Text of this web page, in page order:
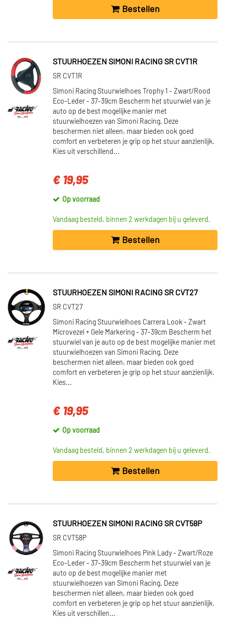
Bestellen
STUURHOEZEN SIMONI RACING SR CVT1R
SR CVT1R
Simoni Racing Stuurwielhoes Trophy 1 - Zwart/Rood
Eco-Leder - 37-39cm Bescherm het stuurwiel van je
auto op de best mogelijke manier met
stuurwielhoezen van Simoni Racing. Deze
beschermen niet alleen, maar bieden ook goed
comfort en verbeteren je grip op het stuur aanzienlijk.
Kies uit verschillend...
€ 19,95
Op voorraad
Vandaag besteld, binnen 2 werkdagen bij u geleverd.
Bestellen
STUURHOEZEN SIMONI RACING SR CVT27
SR CVT27
Simoni Racing Stuurwielhoes Carrera Look - Zwart
Microvezel + Gele Markering - 37-39cm Bescherm het
stuurwiel van je auto op de best mogelijke manier met
stuurwielhoezen van Simoni Racing. Deze
beschermen niet alleen, maar bieden ook goed
comfort en verbeteren je grip op het stuur aanzienlijk.
Kies...
€ 19,95
Op voorraad
Vandaag besteld, binnen 2 werkdagen bij u geleverd.
Bestellen
STUURHOEZEN SIMONI RACING SR CVT58P
SR CVT58P
Simoni Racing Stuurwielhoes Pink Lady - Zwart/Roze
Eco-Leder - 37-39cm Bescherm het stuurwiel van je
auto op de best mogelijke manier met
stuurwielhoezen van Simoni Racing. Deze
beschermen niet alleen, maar bieden ook goed
comfort en verbeteren je grip op het stuur aanzienlijk.
Kies uit verschillen...